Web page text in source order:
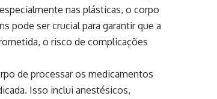
nas plásticas, o corpo
pode ser crucial para garantir que a
o risco de complicações
de processar os medicamentos
Isso inclui anestésicos,